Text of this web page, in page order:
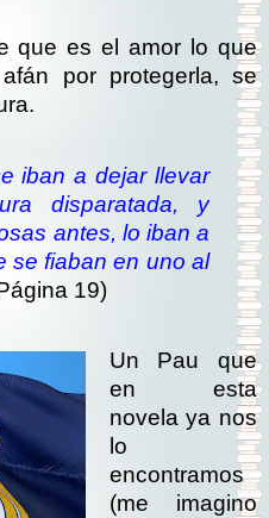
que es el amor lo que
por protegerla, se
iban a dejar llevar
disparatada, y
antes, lo iban a
se fiaban en uno al
19)
Un Pau que
en esta
novela ya nos
lo
encontramos
(me imagino